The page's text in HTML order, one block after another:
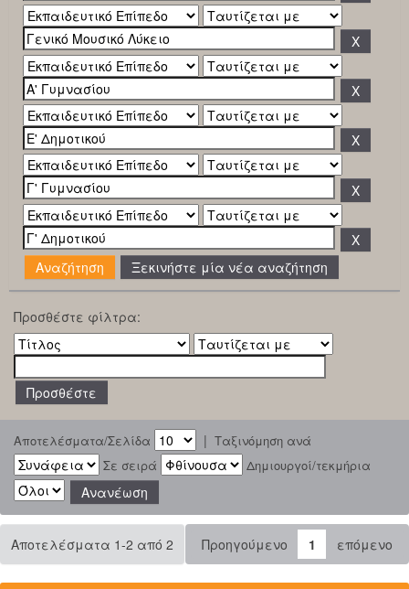
Ξεκινήστε μία νέα αναζήτηση
Προσθέστε φίλτρα:
Αποτελέσματα/Σελίδα | Ταξινόμηση ανά
Σε σειρά
Δημιουργοί/τεκμήρια
Αποτελέσματα 1-2 από 2 Προηγούμενο 1 επόμενο